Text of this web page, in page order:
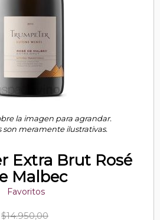
la imagen para agrandar.
son meramente ilustrativas.
Extra Brut Rosé
Malbec
Favoritos
$14.950,00